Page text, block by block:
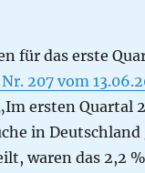
für das erste
207 vom
ersten Quartal
in
waren das 2,2